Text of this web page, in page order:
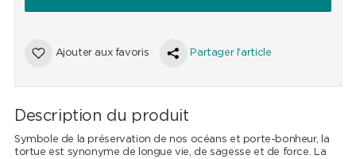
Ajouter aux favoris Partager l'article
Description du produit
Symbole de la préservation de nos océans et porte-bonheur, la
tortue est synonyme de longue vie, de sagesse et de force. La